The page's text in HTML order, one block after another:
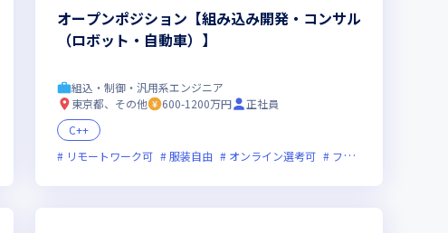
グローバル展開 裁量労働制あり
残業月20時間未満 女性エンジニアが活躍中
オープンポジション【組み込み開発・コンサル
（ロボット・自動車）】
組込・制御・汎用系エンジニア
東京都、その他
600-1200万円
正社員
C++
リモートワーク可
服装自由 オンライン選考可 フレックス制度あり